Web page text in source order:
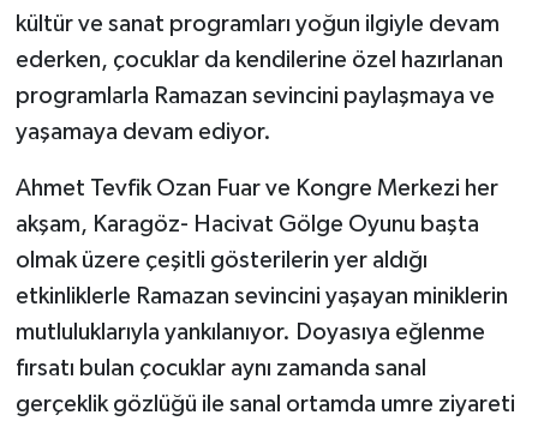
kültür ve sanat programları yoğun ilgiyle devam
ederken, çocuklar da kendilerine özel hazırlanan
programlarla Ramazan sevincini paylaşmaya ve
yaşamaya devam ediyor.
Ahmet Tevfik Ozan Fuar ve Kongre Merkezi her
akşam, Karagöz- Hacivat Gölge Oyunu başta
olmak üzere çeşitli gösterilerin yer aldığı
etkinliklerle Ramazan sevincini yaşayan miniklerin
mutluluklarıyla yankılanıyor. Doyasıya eğlenme
fırsatı bulan çocuklar aynı zamanda sanal
gerçeklik gözlüğü ile sanal ortamda umre ziyareti